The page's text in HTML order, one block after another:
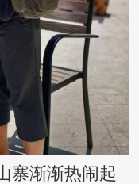
渐渐热闹起